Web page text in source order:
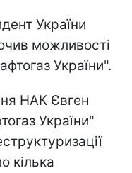
України
можливості
України".
НАК Євген
України"
кілька